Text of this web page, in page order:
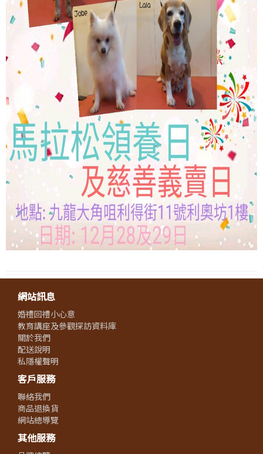
網站訊息
婚禮回禮小心意
教育講座及參觀探訪資料庫
關於我們
配送說明
私隱權聲明
客戶服務
聯絡我們
商品退換貨
網站總導覽
其他服務